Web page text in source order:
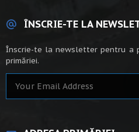
ÎNSCRIE-TE LA
Înscrie-te la newsletter pentru a
primăriei.